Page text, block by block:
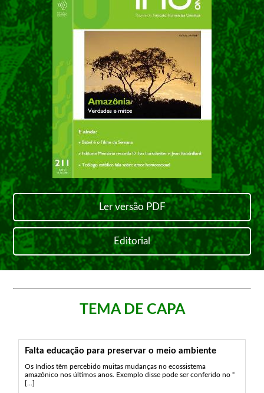
Ler versão PDF
Editorial
TEMA DE CAPA
Falta educação para preservar o meio ambiente
Os índios têm percebido muitas mudanças no ecossistema
amazônico nos últimos anos. Exemplo disse pode ser conferido no “
[...]